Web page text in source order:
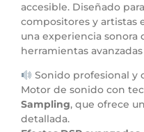
accesible. Diseñado
compositores y artistas
una experiencia sonora
herramientas
Sonido profesional y
Motor de sonido con
Sampling, que ofrece
detallada.